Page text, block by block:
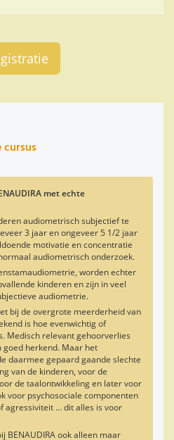
cursus
met echte
audiometrisch subjectief te
3 jaar en ongeveer 5 1/2 jaar
motivatie en concentratie
audiometrisch onderzoek.
worden echter
kinderen en zijn in veel
audiometrie.
bij de overgrote meerderheid van
is hoe evenwichtig of
Medisch relevant gehoorverlies
herkend. Maar het
daarmee gepaard gaande slechte
van de kinderen, voor de
de taalontwikkeling en later voor
voor psychosociale componenten
agressiviteit … dit alles is voor
BENAUDIRA ook alleen maar